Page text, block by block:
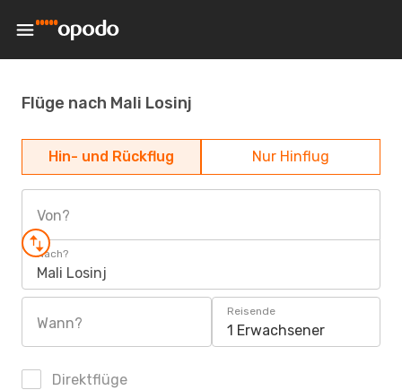
Flüge nach Mali Losinj
Hin- und Rückflug Nur Hinflug
Von?
Nach?
Mali Losinj
Wann?
Reisende
1 Erwachsener
Direktflüge